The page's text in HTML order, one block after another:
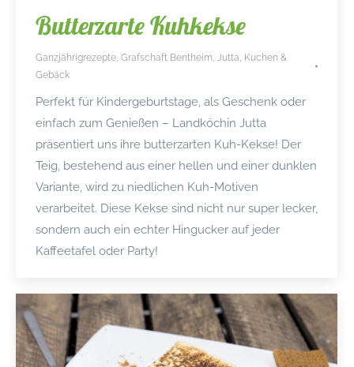
Butterzarte Kuhkekse
Ganzjährigrezepte, Grafschaft Bentheim, Jutta, Kuchen &
Gebäck
Perfekt für Kindergeburtstage, als Geschenk oder
einfach zum Genießen – Landköchin Jutta
präsentiert uns ihre butterzarten Kuh-Kekse! Der
Teig, bestehend aus einer hellen und einer dunklen
Variante, wird zu niedlichen Kuh-Motiven
verarbeitet. Diese Kekse sind nicht nur super lecker,
sondern auch ein echter Hingucker auf jeder
Kaffeetafel oder Party!